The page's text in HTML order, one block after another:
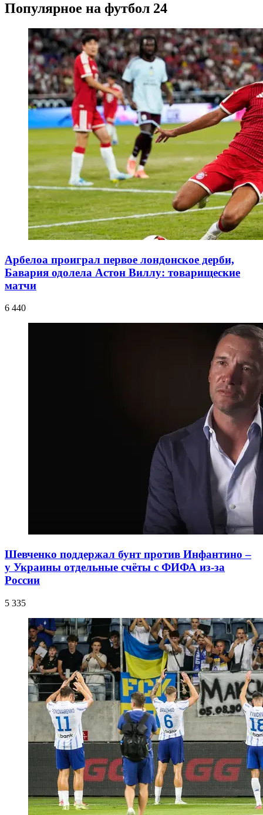
Популярное на футбол 24
Арбелоа проиграл первое лондонское дерби,
Бавария одолела Астон Виллу: товарищеские
матчи
6 440
Шевченко поддержал бунт против Инфантино –
у Украины отдельные счёты с ФИФА из-за
России
5 335